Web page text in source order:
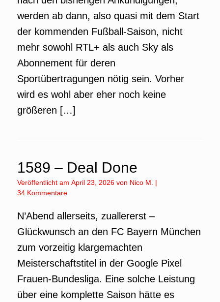
werden ab dann, also quasi mit dem Start
der kommenden Fußball-Saison, nicht
mehr sowohl RTL+ als auch Sky als
Abonnement für deren
Sportübertragungen nötig sein. Vorher
wird es wohl aber eher noch keine
größeren […]
1589 – Deal Done
Veröffentlicht am April 23, 2026 von Nico M.
|
34 Kommentare
N’Abend allerseits, zuallererst –
Glückwunsch an den FC Bayern München
zum vorzeitig klargemachten
Meisterschaftstitel in der Google Pixel
Frauen-Bundesliga. Eine solche Leistung
über eine komplette Saison hätte es